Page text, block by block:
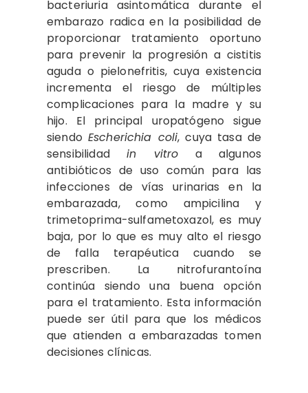
bacteriuria asintomática durante el
embarazo radica en la posibilidad de
proporcionar tratamiento oportuno
para prevenir la progresión a cistitis
aguda o pielonefritis, cuya existencia
incrementa el riesgo de múltiples
complicaciones para la madre y su
hijo. El principal uropatógeno sigue
siendo Escherichia coli, cuya tasa de
sensibilidadin vitro a algunos
antibióticos de uso común para las
infecciones de vías urinarias en la
embarazada, como ampicilina y
trimetoprima-sulfametoxazol, es muy
baja, por lo que es muy alto el riesgo
de falla terapéutica cuando se
prescriben. La nitrofurantoína
continúa siendo una buena opción
para el tratamiento. Esta información
puede ser útil para que los médicos
que atienden a embarazadas tomen
decisiones clínicas.